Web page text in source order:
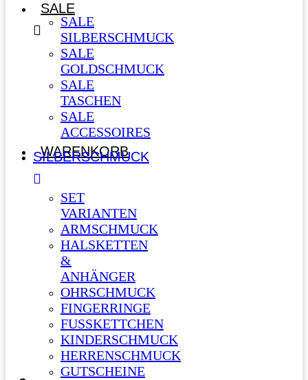
SALE
SALE
SILBERSCHMUCK
SALE
GOLDSCHMUCK
SALE
TASCHEN
SALE
ACCESSOIRES
WARENKORB
SILBERSCHMUCK
SET
VARIANTEN
ARMSCHMUCK
HALSKETTEN
&
ANHÄNGER
OHRSCHMUCK
FINGERRINGE
FUSSKETTCHEN
KINDERSCHMUCK
HERRENSCHMUCK
GUTSCHEINE